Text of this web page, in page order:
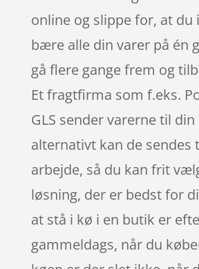
online og slippe for, at du
bære alle din varer på én
gå flere gange frem og
Et fragtfirma som f.eks.
GLS sender varerne til din
alternativt kan de sendes
arbejde, så du kan frit
løsning, der er bedst for
at stå i kø i en butik er
gammeldags, når du